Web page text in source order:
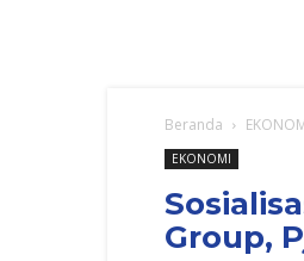
Beranda
EKONOMI
Group,